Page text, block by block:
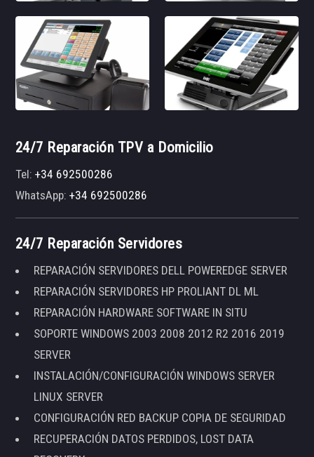
24/7 Reparación TPV a Domicilio
Tel:+34 692500286
WhatsApp:+34 692500286
24/7 Reparación Servidores
REPARACIÓN SERVIDORES DELL POWEREDGE SERVER
REPARACIÓN SERVIDORES HP PROLIANT DL ML
REPARACIÓN HARDWARE SOFTWARE IN SITU
SOPORTE WINDOWS 2003 2008 2012 R2 2016 2019
SERVER
INSTALACIÓN/CONFIGURACIÓN WINDOWS SERVER
LINUX SERVER
CONFIGURACIÓN RED BACKUP COPIA DE SEGURIDAD
RECUPERACIÓN DATOS PERDIDOS, LOST DATA